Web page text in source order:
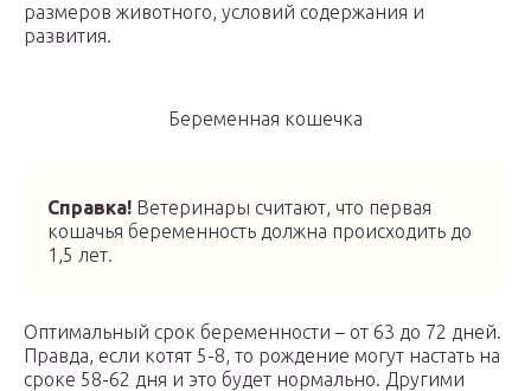
размеров животного, условий содержания и
развития.
Беременная кошечка
Справка! Ветеринары считают, что первая
кошачья беременность должна происходить до
1,5 лет.
Оптимальный срок беременности – от 63 до 72 дней.
Правда, если котят 5-8, то рождение могут настать на
сроке 58-62 дня и это будет нормально. Другими